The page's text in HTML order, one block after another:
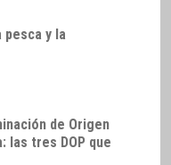
pesca y la
de Origen
las tres DOP que